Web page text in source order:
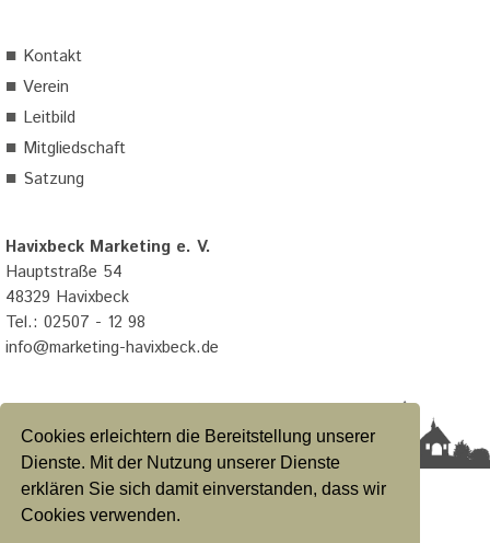
Cookies erleichtern die Bereitstellung unserer
Dienste. Mit der Nutzung unserer Dienste
erklären Sie sich damit einverstanden, dass wir
Cookies verwenden.
■ Kontakt
■ Verein
■ Leitbild
■ Mitgliedschaft
■ Satzung
Havixbeck Marketing e. V.
Hauptstraße 54
48329 Havixbeck
Tel.: 02507 - 12 98
info@marketing-havixbeck.de
Datenschutzerklärung|Impressum|Satzung